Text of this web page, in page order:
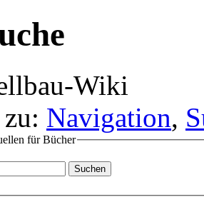
Wiki
Navigation,
für Bücher